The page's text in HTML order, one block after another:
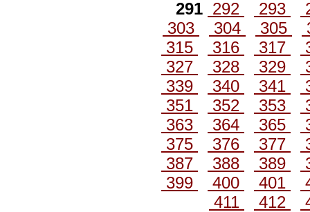
291 292 293
303
304 305
315
316 317
327
328 329
339
340 341
351
352 353
363
364 365
375
376 377
387
388 389
399
400 401
411
412